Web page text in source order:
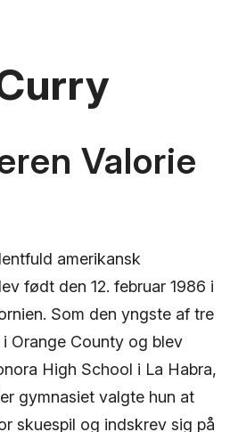
Valorie
amerikansk
født den 12. februar 1986 i
Som den yngste af tre
Orange County og blev
High School i La Habra,
gymnasiet valgte hun at
skuespil og indskrev sig på